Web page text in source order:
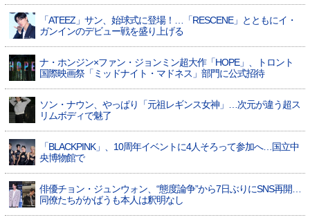
「ATEEZ」サン、始球式に登場！…「RESCENE」とともにイ・
ガンインのデビュー戦を盛り上げる
ナ・ホンジン×ファン・ジョンミン超大作「HOPE」、トロント
国際映画祭「ミッドナイト・マドネス」部門に公式招待
ソン・ナウン、やっぱり「元祖レギンス女神」…次元が違う超ス
リムボディで魅了
「BLACKPINK」、10周年イベントに4人そろって参加へ…国立中
央博物館で
俳優チョン・ジュンウォン、“態度論争”から7日ぶりにSNS再開…
同僚たちがかばうも本人は釈明なし